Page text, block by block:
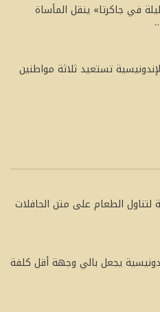
في جاكرتا» ينقل المأساة
تستعيد ثلاثة مواطنين
لتناول الطعام على متن الحافلات
يجعل بالي وجهة أقل كلفة